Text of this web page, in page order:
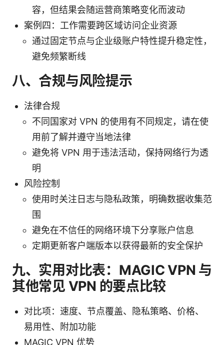
容，但结果会随运营商策略变化而波动
案例四：工作需要跨区域访问企业资源
通过固定节点与企业级账户特性提升稳定性，
避免频繁断线
八、合规与风险提示
法律合规
不同国家对 VPN 的使用有不同规定，请在使
用前了解并遵守当地法律
避免将 VPN 用于违法活动，保持网络行为透
明
风险控制
使用时关注日志与隐私政策，明确数据收集范
围
避免在不信任的网络环境下分享账户信息
定期更新客户端版本以获得最新的安全保护
九、实用对比表：MAGIC VPN 与
其他常见 VPN 的要点比较
对比项：速度、节点覆盖、隐私策略、价格、
易用性、附加功能
MAGIC VPN 优势